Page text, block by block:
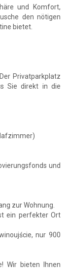
und Komfort,
den nötigen
bietet.
Privatparkplatz
Sie direkt in die
und
zur Wohnung.
ein perfekter Ort
nur 900
Wir bieten Ihnen